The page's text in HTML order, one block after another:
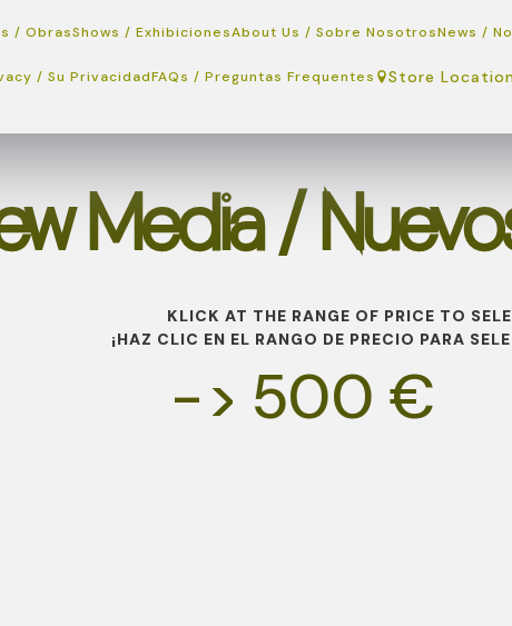
/ ObrasShows / ExhibicionesAbout Us / Sobre NosotrosNews /
/ Su PrivacidadFAQs / Preguntas Frequentes Store
Media /
KLICK AT THE RANGE OF PRICE TO
¡HAZ CLIC EN EL RANGO DE PRECIO PARA
-> 500 €